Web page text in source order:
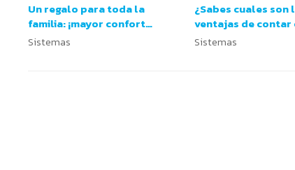
Un regalo para toda la
familia: ¡mayor confort
gracias a cambiar las
Sistemas
¿Sabes cuales son
ventajas de contar
sistemas ventanas
Sistemas